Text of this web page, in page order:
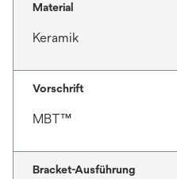
Material
Keramik
Vorschrift
MBT™
Bracket-Ausführung